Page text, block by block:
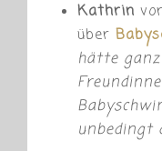
Kathrin
über
hätte
unbedingt